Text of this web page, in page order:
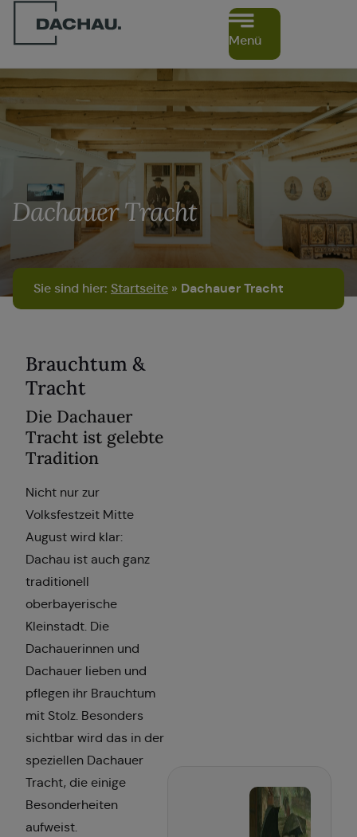
Menü
Sie sind hier: Startseite » Dachauer Tracht
Dachauer Tracht
Brauchtum &
Tracht
Die Dachauer
Tracht ist gelebte
Tradition
Nicht nur zur
Volksfestzeit Mitte
August wird klar:
Dachau ist auch ganz
traditionell
oberbayerische
Kleinstadt. Die
Dachauerinnen und
Dachauer lieben und
pflegen ihr Brauchtum
mit Stolz. Besonders
sichtbar wird das in der
speziellen Dachauer
Tracht, die einige
Besonderheiten
aufweist.